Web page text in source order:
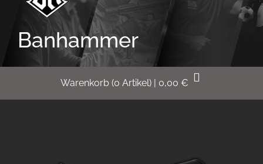
Banhammer
Warenkorb (0 Artikel) | 0,00 €